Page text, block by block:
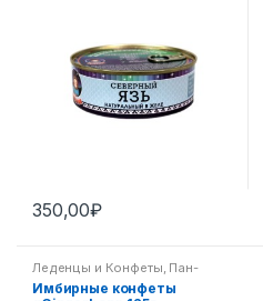
350,00₽
Леденцы и Конфеты, Пан-
азиатская кухня
Имбирные конфеты